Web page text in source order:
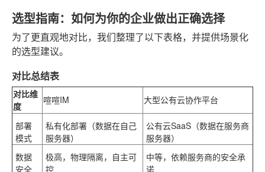
选型指南：如何为你的企业做出正确选择
为了更直观地对比，我们整理了以下表格，并提供场景化
的选型建议。
对比总结表
对比维
度
喧喧IM 大型公有云协作平台
部署
模式
私有化部署（数据在自己
服务器）
公有云SaaS（数据在服务商
服务器）
数据
安全
极高，物理隔离，自主可
控
中等，依赖服务商的安全承
诺